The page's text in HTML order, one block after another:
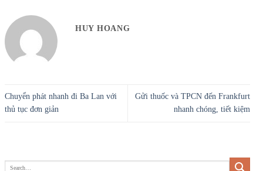
HUY HOANG
Chuyển phát nhanh đi Ba Lan với
thủ tục đơn giản
Gửi thuốc và TPCN đến Frankfurt
nhanh chóng, tiết kiệm